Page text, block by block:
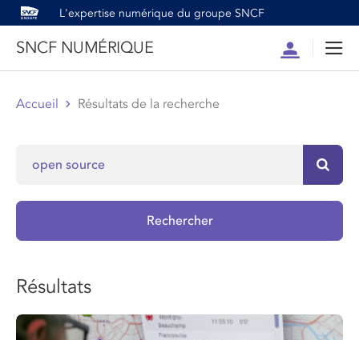
L'expertise numérique du groupe SNCF
SNCF NUMÉRIQUE
Compte
Accueil Résultats de la recherche
Rechercher
Résultats